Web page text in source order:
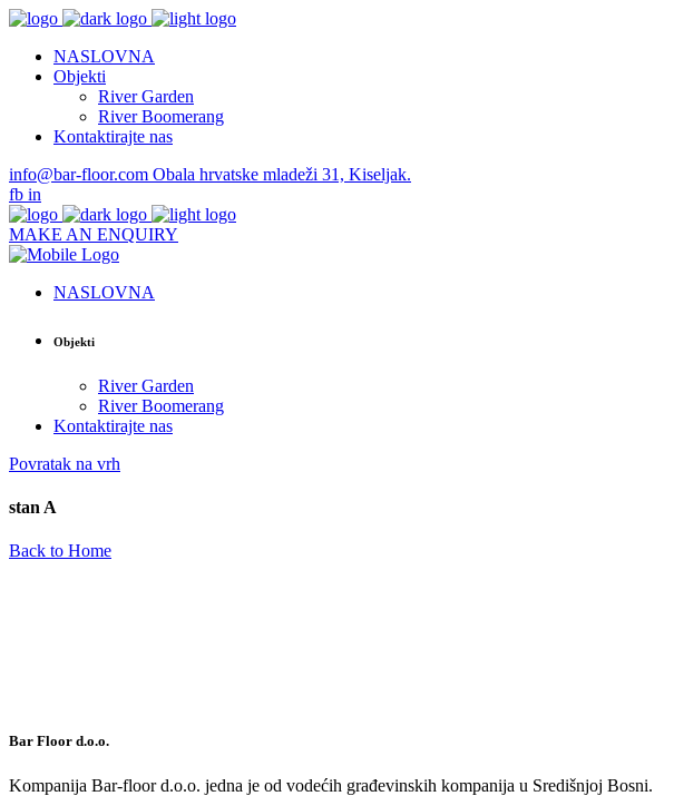
NASLOVNA
Objekti
River Garden
River Boomerang
Kontaktirajte nas
info@bar-floor.com Obala hrvatske mladeži 31, Kiseljak.
fb in
MAKE AN ENQUIRY
NASLOVNA
Objekti
River Garden
River Boomerang
Kontaktirajte nas
Povratak na vrh
stan A
Back to Home
Bar Floor d.o.o.
Kompanija Bar-floor d.o.o. jedna je od vodećih građevinskih kompanija u Središnjoj Bosni.